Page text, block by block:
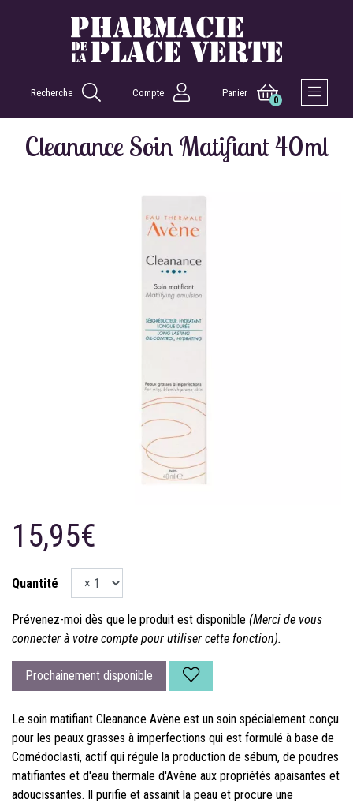
Recherche Compte Panier
0
Cleanance Soin Matifiant 40ml
15,95€
Quantité
Prévenez-moi dès que le produit est disponible (Merci de vous
connecter à votre compte pour utiliser cette fonction).
Prochainement disponible
Le soin matifiant Cleanance Avène est un soin spécialement conçu
pour les peaux grasses à imperfections qui est formulé à base de
Comédoclasti, actif qui régule la production de sébum, de poudres
matifiantes et d'eau thermale d'Avène aux propriétés apaisantes et
adoucissantes. Il purifie et assainit la peau et procure une